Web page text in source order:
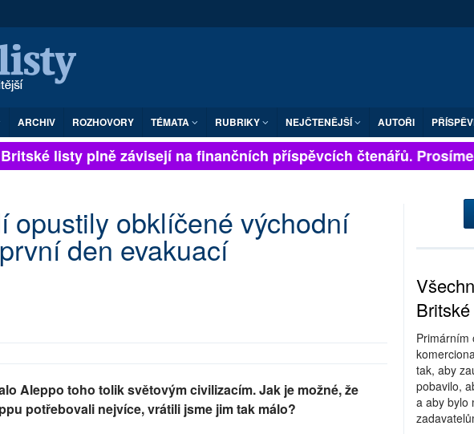
ARCHIV ROZHOVORY TÉMATA RUBRIKY NEJČTENĚJŠÍ AUTOŘI
listy plně závisejí na finančních příspěvcích čtenářů. Prosíme,
opustily obklíčené východní
den evakuací
Aleppo toho tolik světovým civilizacím. Jak je možné, že
potřebovali nejvíce, vrátili jsme jim tak málo?
Primárním
tak, aby
pobavilo,
a aby bylo